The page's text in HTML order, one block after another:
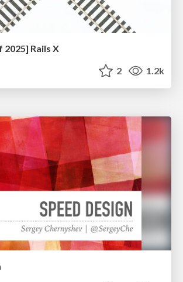
2025] Rails X
2 1.2k